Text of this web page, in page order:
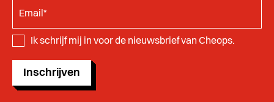
Ik schrijf mij in voor de nieuwsbrief van Cheops.
Inschrijven